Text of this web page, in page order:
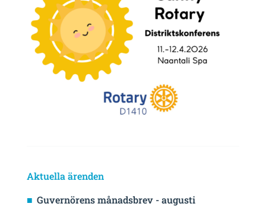
Aktuella ärenden
Guvernörens månadsbrev - augusti